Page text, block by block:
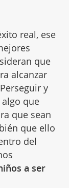
real, ese
que
alcanzar
y
que
que sean
que ello
del
a ser